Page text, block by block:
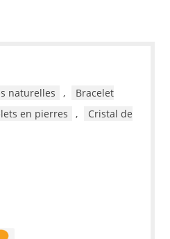
naturelles ,
Bracelet
en pierres ,
Cristal de